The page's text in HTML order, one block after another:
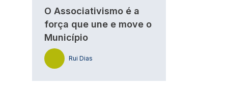
O Associativismo é a
força que une e move o
Município
Rui Dias